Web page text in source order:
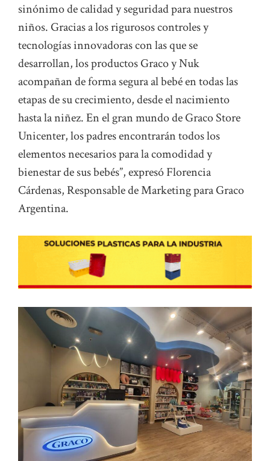
sinónimo de calidad y seguridad para nuestros
niños. Gracias a los rigurosos controles y
tecnologías innovadoras con las que se
desarrollan, los productos Graco y Nuk
acompañan de forma segura al bebé en todas las
etapas de su crecimiento, desde el nacimiento
hasta la niñez. En el gran mundo de Graco Store
Unicenter, los padres encontrarán todos los
elementos necesarios para la comodidad y
bienestar de sus bebés”, expresó Florencia
Cárdenas, Responsable de Marketing para Graco
Argentina.